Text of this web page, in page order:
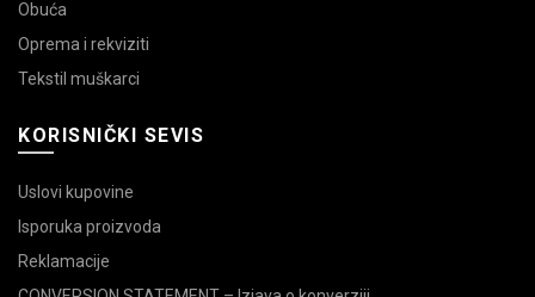
Obuća
Oprema i rekviziti
Tekstil muškarci
KORISNIČKI SEVIS
Uslovi kupovine
Isporuka proizvoda
Reklamacije